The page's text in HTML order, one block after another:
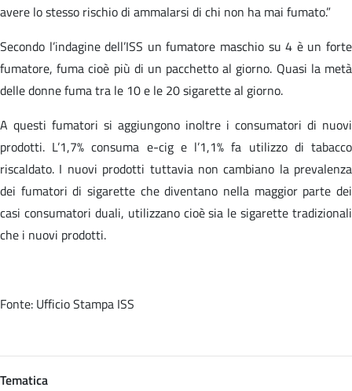
avere lo stesso rischio di ammalarsi di chi non ha mai fumato.”
Secondo l’indagine dell’ISS un fumatore maschio su 4 è un forte
fumatore, fuma cioè più di un pacchetto al giorno. Quasi la metà
delle donne fuma tra le 10 e le 20 sigarette al giorno.
A questi fumatori si aggiungono inoltre i consumatori di nuovi
prodotti. L’1,7% consuma e-cig e l’1,1% fa utilizzo di tabacco
riscaldato. I nuovi prodotti tuttavia non cambiano la prevalenza
dei fumatori di sigarette che diventano nella maggior parte dei
casi consumatori duali, utilizzano cioè sia le sigarette tradizionali
che i nuovi prodotti.
Fonte: Ufficio Stampa ISS
Tematica